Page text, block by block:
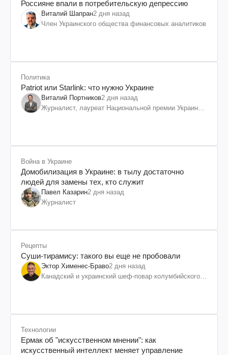
Россияне впали в потребительскую депрессию
Виталий Шапран2 дня назад
Член Украинского общества финансовых аналитиков
Политика
Patriot или Starlink: что нужно Украине
Виталий Портников2 дня назад
Журналист, лауреат Национальной премии Украины
Война в Украине
Домобилизация в Украине: в тылу достаточно
людей для замены тех, кто служит
Павел Казарин2 дня назад
Журналист
Рецепты
Суши-тирамису: такого вы еще не пробовали
Эктор Хименес-Браво2 дня назад
Канадский и украинский шеф-повар колумбийского
Технологии
Ермак об "искусственном мнении": как
искусственный интеллект меняет управление